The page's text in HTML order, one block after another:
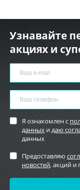
Узнавайте
акциях и
Я ознакомлен с
данных идаю
данных
Предоставляю
новостей, акций и